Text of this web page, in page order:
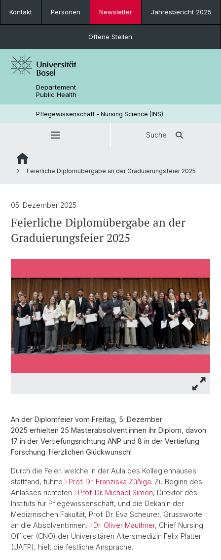
Kontakt Personen Newsletter Jahresbericht 2025
Offene Stellen
Departement
Public Health
Pflegewissenschaft - Nursing Science (INS)
Suche
Feierliche Diplomübergabe an der Graduierungsfeier 2025
05. Dezember 2025
Feierliche Diplomübergabe an der
Graduierungsfeier 2025
An der Diplomfeier vom Freitag, 5. Dezember
2025 erhielten 25 Masterabsolvent:innen ihr Diplom, davon
17 in der Vertiefungsrichtung ANP und 8 in der Vertiefung
Forschung. Herzlichen Glückwunsch!
Durch die Feier, welche in der Aula des Kollegienhauses
stattfand, führte
Prof. Dr. Franziska Zúñiga. Zu Beginn des
Anlasses richteten
Prof. Dr. Michael Simon, Direktor des
Instituts für Pflegewissenschaft, und die Dekanin der
Medizinischen Fakultät, Prof. Dr. Eva Scheurer, Grussworte
an die Absolvent:innen.
Dr. Oliver Mauthner, Chief Nursing
Officer (CNO) der Universitären Altersmedizin Felix Platter
(UAFP), hielt die festliche Ansprache.